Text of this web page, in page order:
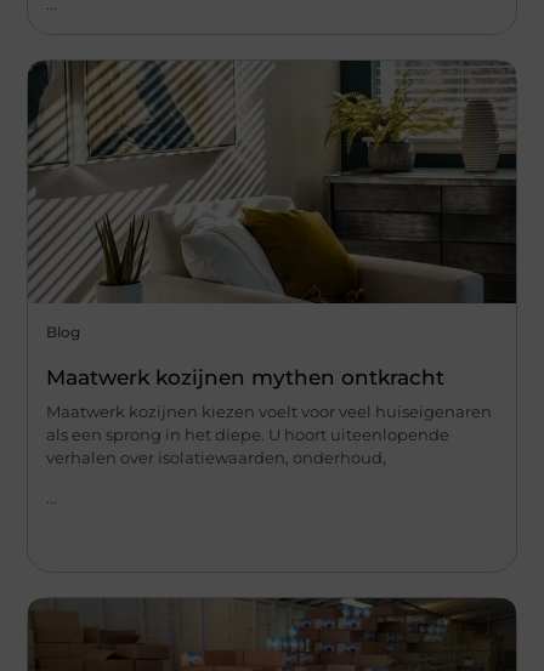
Blog
Maatwerk kozijnen mythen ontkracht
Maatwerk kozijnen kiezen voelt voor veel huiseigenaren
als een sprong in het diepe. U hoort uiteenlopende
verhalen over isolatiewaarden, onderhoud,